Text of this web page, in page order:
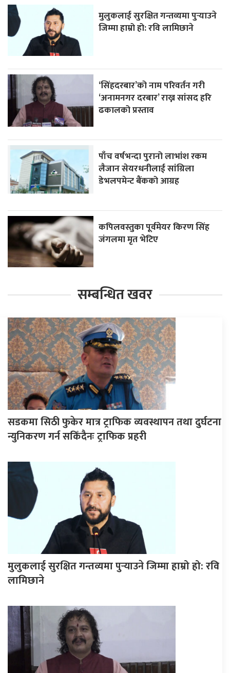
मुलुकलाई सुरक्षित गन्तव्यमा पुर्‍याउने
जिम्मा हाम्रो हो: रवि लामिछाने
‘सिंहदरबार’को नाम परिवर्तन गरी
‘अनामनगर दरबार’ राख्न सांसद हरि
ढकालको प्रस्ताव
पाँच वर्षभन्दा पुरानो लाभांश रकम
लैजान सेयरधनीलाई सांग्रिला
डेभलपमेन्ट बैंकको आग्रह
कपिलवस्तुका पूर्वमेयर किरण सिंह
जंगलमा मृत भेटिए
सम्बन्धित खवर
सडकमा सिठी फुकेर मात्र ट्राफिक व्यवस्थापन तथा दुर्घटना
न्युनिकरण गर्न सकिँदैनः ट्राफिक प्रहरी
मुलुकलाई सुरक्षित गन्तव्यमा पुर्‍याउने जिम्मा हाम्रो हो: रवि
लामिछाने